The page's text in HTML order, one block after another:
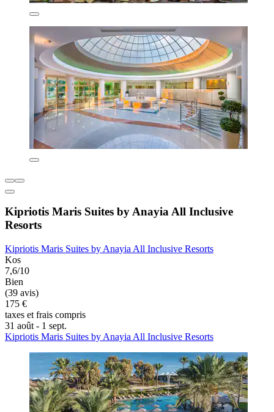
Kipriotis Maris Suites by Anayia All Inclusive
Resorts
Kipriotis Maris Suites by Anayia All Inclusive Resorts
Kos
7,6/10
Bien
(39 avis)
175 €
taxes et frais compris
31 août - 1 sept.
Kipriotis Maris Suites by Anayia All Inclusive Resorts